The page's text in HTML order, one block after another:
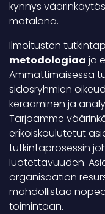
kynnys
matalana.
Ilmoitusten
metodologiaa ja
Ammattimaisessa
sidosryhmien
kerääminen ja
Tarjoamme
erikoiskoulutetut
tutkintaprosessin
luotettavuuden.
organisaation
mahdollistaa
toimintaan.